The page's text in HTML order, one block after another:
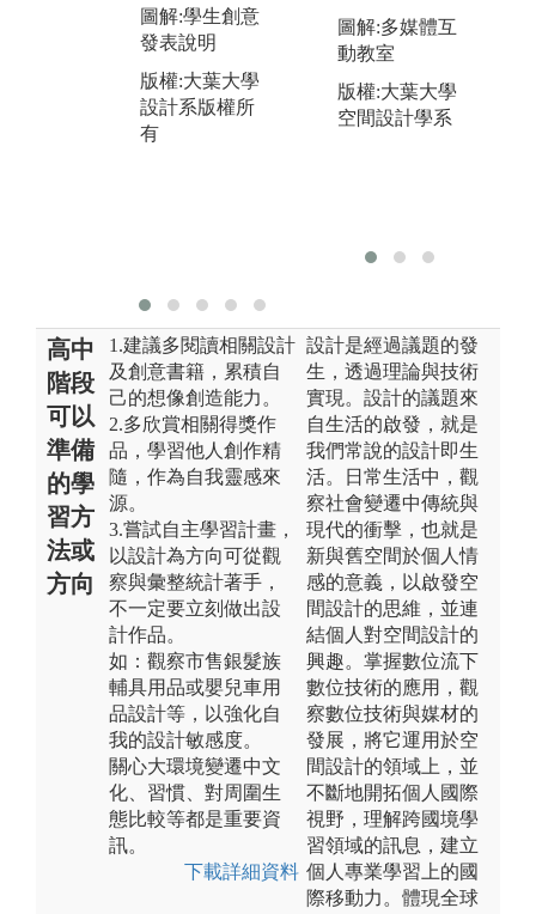
圖解:學生創意
發表說明
版權:大葉大學
設計系版權所
有
精神。
圖解:運用各種
材料與色彩體
驗，以及軟體
的使用。
圖解:多媒體互
動教室
版權:大葉大學
空間設計學系
高中
階段
可以
準備
的學
習方
法或
方向
1.建議多閱讀相關設計
及創意書籍，累積自
己的想像創造能力。
2.多欣賞相關得獎作
品，學習他人創作精
隨，作為自我靈感來
源。
3.嘗試自主學習計畫，
以設計為方向可從觀
察與彙整統計著手，
不一定要立刻做出設
計作品。
如：觀察市售銀髮族
輔具用品或嬰兒車用
品設計等，以強化自
我的設計敏感度。
關心大環境變遷中文
化、習慣、對周圍生
態比較等都是重要資
訊。
下載詳細資料
設計是經過議題的發
生，透過理論與技術
實現。設計的議題來
自生活的啟發，就是
我們常說的設計即生
活。日常生活中，觀
察社會變遷中傳統與
現代的衝擊，也就是
新與舊空間於個人情
感的意義，以啟發空
間設計的思維，並連
結個人對空間設計的
興趣。掌握數位流下
數位技術的應用，觀
察數位技術與媒材的
發展，將它運用於空
間設計的領域上，並
不斷地開拓個人國際
視野，理解跨國境學
習領域的訊息，建立
個人專業學習上的國
際移動力。體現全球